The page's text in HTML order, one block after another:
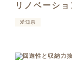
リノベーショ
愛知県